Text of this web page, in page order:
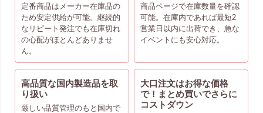
定番商品はメーカー在庫品の
ため安定供給が可能。継続的
なリピート発注でも在庫切れ
の心配がほとんどありませ
ん。
商品ページで在庫数量を確認
可能。在庫内であれば最短2
営業日以内に出荷でき、急な
イベントにも安心対応。
高品質な国内製造品を取
り扱い
厳しい品質管理のもと国内で
大口注文はお得な価格
で！まとめ買いでさらに
コストダウン